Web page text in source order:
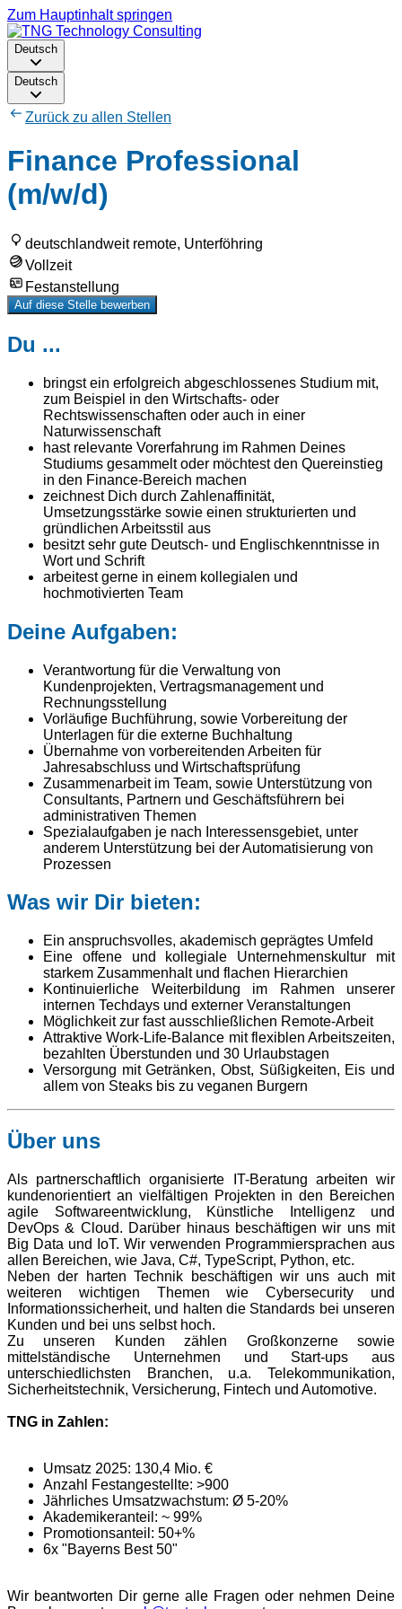
Zum Hauptinhalt springen
Deutsch
Deutsch
Zurück zu allen Stellen
Finance Professional
(m/w/d)
deutschlandweit remote, Unterföhring
Vollzeit
Festanstellung
Auf diese Stelle bewerben
Du ...
bringst ein erfolgreich abgeschlossenes Studium mit,
zum Beispiel in den Wirtschafts- oder
Rechtswissenschaften oder auch in einer
Naturwissenschaft
hast relevante Vorerfahrung im Rahmen Deines
Studiums gesammelt oder möchtest den Quereinstieg
in den Finance-Bereich machen
zeichnest Dich durch Zahlenaffinität,
Umsetzungsstärke sowie einen strukturierten und
gründlichen Arbeitsstil aus
besitzt sehr gute Deutsch- und Englischkenntnisse in
Wort und Schrift
arbeitest gerne in einem kollegialen und
hochmotivierten Team
Deine Aufgaben:
Verantwortung für die Verwaltung von
Kundenprojekten, Vertragsmanagement und
Rechnungsstellung
Vorläufige Buchführung, sowie Vorbereitung der
Unterlagen für die externe Buchhaltung
Übernahme von vorbereitenden Arbeiten für
Jahresabschluss und Wirtschaftsprüfung
Zusammenarbeit im Team, sowie Unterstützung von
Consultants, Partnern und Geschäftsführern bei
administrativen Themen
Spezialaufgaben je nach Interessensgebiet, unter
anderem Unterstützung bei der Automatisierung von
Prozessen
Was wir Dir bieten:
Ein anspruchsvolles, akademisch geprägtes Umfeld
Eine offene und kollegiale Unternehmenskultur mit
starkem Zusammenhalt und flachen Hierarchien
Kontinuierliche Weiterbildung im Rahmen unserer
internen Techdays und externer Veranstaltungen
Möglichkeit zur fast ausschließlichen Remote-Arbeit
Attraktive Work-Life-Balance mit flexiblen Arbeitszeiten,
bezahlten Überstunden und 30 Urlaubstagen
Versorgung mit Getränken, Obst, Süßigkeiten, Eis und
allem von Steaks bis zu veganen Burgern
Über uns
Als partnerschaftlich organisierte IT-Beratung arbeiten wir
kundenorientiert an vielfältigen Projekten in den Bereichen
agile Softwareentwicklung, Künstliche Intelligenz und
DevOps & Cloud. Darüber hinaus beschäftigen wir uns mit
Big Data und IoT. Wir verwenden Programmiersprachen aus
allen Bereichen, wie Java, C#, TypeScript, Python, etc.
Neben der harten Technik beschäftigen wir uns auch mit
weiteren wichtigen Themen wie Cybersecurity und
Informationssicherheit, und halten die Standards bei unseren
Kunden und bei uns selbst hoch.
Zu unseren Kunden zählen Großkonzerne sowie
mittelständische Unternehmen und Start-ups aus
unterschiedlichsten Branchen, u.a. Telekommunikation,
Sicherheitstechnik, Versicherung, Fintech und Automotive.
TNG in Zahlen:
Umsatz 2025: 130,4 Mio. €
Anzahl Festangestellte: >900
Jährliches Umsatzwachstum: Ø 5-20%
Akademikeranteil: ~ 99%
Promotionsanteil: 50+%
6x "Bayerns Best 50"
Wir beantworten Dir gerne alle Fragen oder nehmen Deine